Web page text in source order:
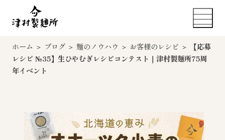
ホーム ＞ ブログ ＞ 麺のノウハウ ＞ お客様のレシピ ＞
【応募
レシピ №35】生ひやむぎレシピコンテスト｜津村製麺所75周
年イベント